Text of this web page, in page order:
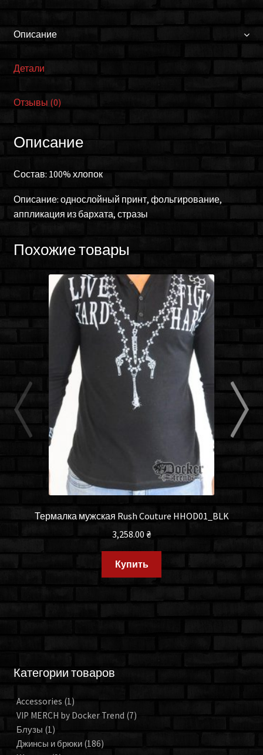
Описание
Детали
Отзывы (0)
Описание
Состав: 100% хлопок
Описание: однослойный принт, фольгирование,
аппликация из бархата, стразы
Похожие товары
Термалка мужская Rush Couture HHOD01_BLK
3,258.00 ₴
Купить
Категории товаров
Accessories (1)
VIP MERCH by Docker Trend (7)
Блузы (1)
Джинсы и брюки (186)